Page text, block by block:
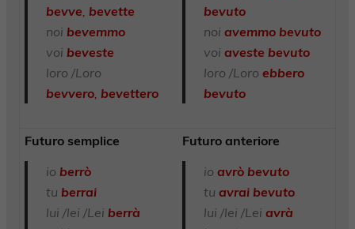
bevve, bevette
noi bevemmo
voi beveste
loro /Loro
bevvero, bevettero
bevuto
noi avemmo bevuto
voi aveste bevuto
loro /Loro ebbero
bevuto
Futuro semplice
io berrò
tu berrai
lui /lei /Lei berrà
Futuro anteriore
io avrò bevuto
tu avrai bevuto
lui /lei /Lei avrà